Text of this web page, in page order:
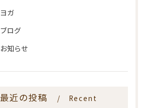
ヨガ
ブログ
お知らせ
最近の投稿
Recent